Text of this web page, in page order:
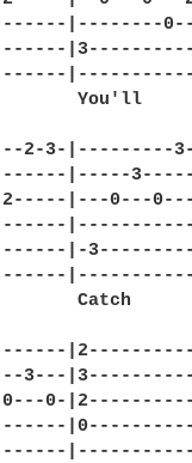
|--------
You'll
2-3-|---------
|-----
|---0---
|-
Catch
3---
0---0-